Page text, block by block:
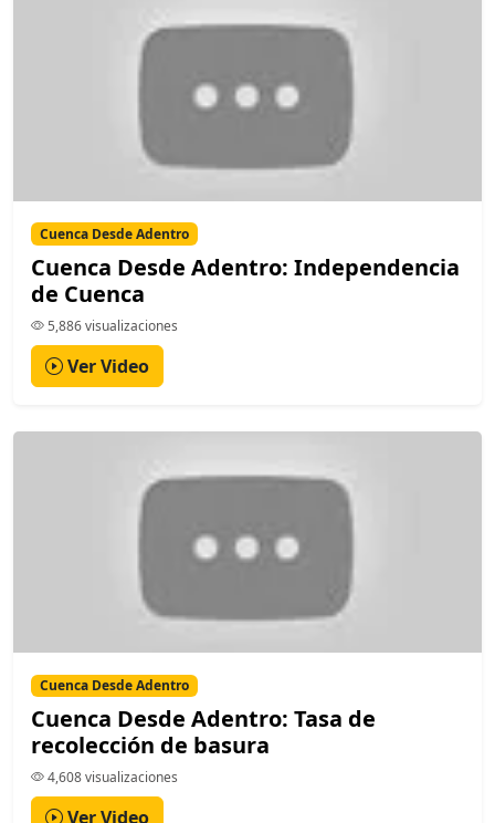
Cuenca Desde Adentro
Cuenca Desde Adentro: Independencia
de Cuenca
5,886 visualizaciones
Ver Video
Cuenca Desde Adentro
Cuenca Desde Adentro: Tasa de
recolección de basura
4,608 visualizaciones
Ver Video